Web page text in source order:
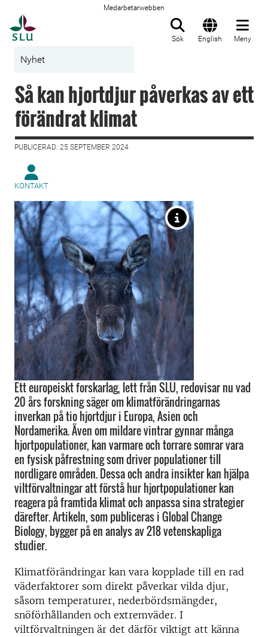
Medarbetarwebben
Sök English Meny
Nyhet
Så kan hjortdjur påverkas av ett
förändrat klimat
PUBLICERAD: 25 SEPTEMBER 2024
KONTAKT
Ett europeiskt forskarlag, lett från SLU, redovisar nu vad
20 års forskning säger om klimatförändringarnas
inverkan på tio hjortdjur i Europa, Asien och
Nordamerika. Även om mildare vintrar gynnar många
hjortpopulationer, kan varmare och torrare somrar vara
en fysisk påfrestning som driver populationer till
nordligare områden. Dessa och andra insikter kan hjälpa
viltförvaltningar att förstå hur hjortpopulationer kan
reagera på framtida klimat och anpassa sina strategier
därefter. Artikeln, som publiceras i Global Change
Biology, bygger på en analys av 218 vetenskapliga
studier.
Klimatförändringar kan vara kopplade till en rad
väderfaktorer som direkt påverkar vilda djur,
såsom temperaturer, nederbördsmängder,
snöförhållanden och extremväder. I
viltförvaltningen är det därför viktigt att känna